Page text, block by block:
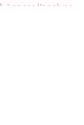
Lancer l'analyse